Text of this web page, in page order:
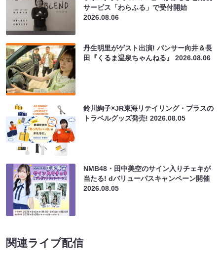
サービス「わらふる」で受付開始
2026.08.06
丹生明里がゲスト出演! パンサー向井＆長
田『くるま温泉ちゃんねる』2026.08.06
鈴川絢子×JR東海リテイリング・プラスの
トラベルグッズ発売!2026.08.05
NMB48・田中美空のサイン入りチェキが
当たる! dバリューパスキャンペーン開催
2026.08.05
関連ライブ配信